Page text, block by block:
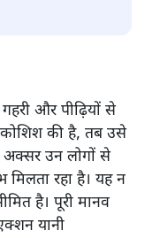
और पीढ़ियों से
की है, तब उसे
अक्सर उन लोगों से
रहा है। यह न
है। पूरी मानव
यानी